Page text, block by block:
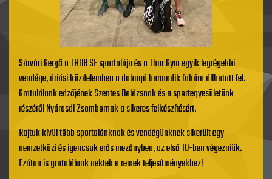
Sárvári Gergő a THOR SE sportolója és a Thor Gym egyik legrégebbi
vendége, óriási küzdelemben a dobogó harmadik fokára állhatott fel.
Gratulálunk edzőjének Szentes Balázsnak és a sportegyesületünk
részéről Nyárasdi Zsombornak a sikeres felkészítésért.
Rajtuk kívül több sportolónknak és vendégünknek sikerült egy
nemzetközi és igencsak erős mezőnyben, az első 10-ben végezniük.
Ezúton is gratulálunk nektek a remek teljesítményekhez!